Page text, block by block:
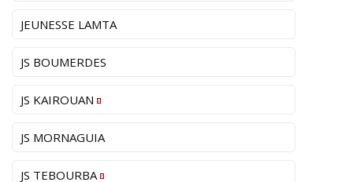
JEUNESSE LAMTA
JS BOUMERDES
JS KAIROUAN
JS MORNAGUIA
JS TEBOURBA